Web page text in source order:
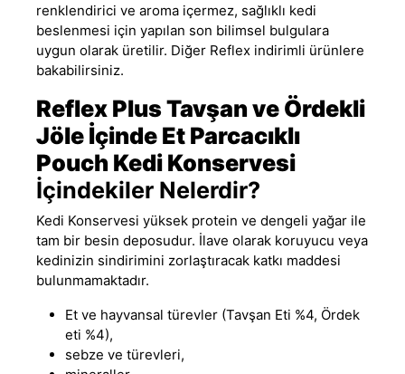
renklendirici ve aroma içermez, sağlıklı kedi
beslenmesi için yapılan son bilimsel bulgulara
uygun olarak üretilir. Diğer Reflex indirimli ürünlere
bakabilirsiniz.
Reflex Plus Tavşan ve Ördekli
Jöle İçinde Et Parcacıklı
Pouch Kedi Konservesi
İçindekiler Nelerdir?
Kedi Konservesi yüksek protein ve dengeli yağar ile
tam bir besin deposudur. İlave olarak koruyucu veya
kedinizin sindirimini zorlaştıracak katkı maddesi
bulunmamaktadır.
Et ve hayvansal türevler (Tavşan Eti %4, Ördek
eti %4),
sebze ve türevleri,